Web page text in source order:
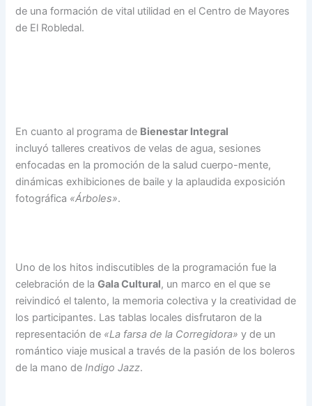
de una formación de vital utilidad en el Centro de Mayores
de El Robledal.
En cuanto al programa de Bienestar Integral
incluyó talleres creativos de velas de agua, sesiones
enfocadas en la promoción de la salud cuerpo-mente,
dinámicas exhibiciones de baile y la aplaudida exposición
fotográfica «Árboles».
Uno de los hitos indiscutibles de la programación fue la
celebración de laGala Cultural, un marco en el que se
reivindicó el talento, la memoria colectiva y la creatividad de
los participantes. Las tablas locales disfrutaron de la
representación de «La farsa de la Corregidora» y de un
romántico viaje musical a través de la pasión de los boleros
de la mano deIndigo Jazz.